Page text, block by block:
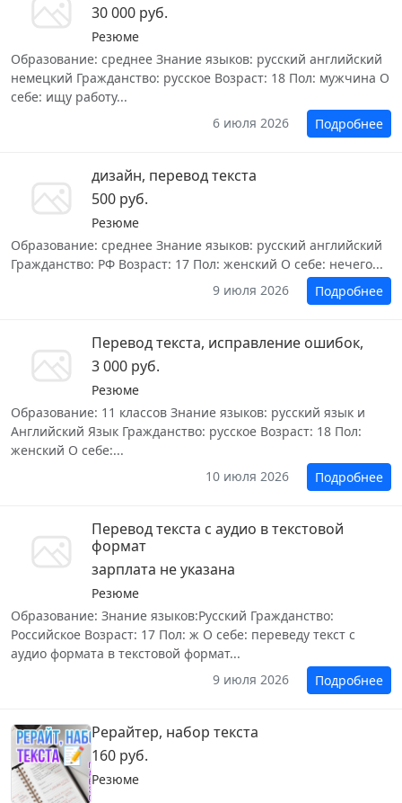
30 000 руб.
Резюме
Образование: среднее Знание языков: русский английский
немецкий Гражданство: русское Возраст: 18 Пол: мужчина О
себе: ищу работу...
6 июля 2026
Подробнее
дизайн, перевод текста
500 руб.
Резюме
Образование: среднее Знание языков: русский английский
Гражданство: РФ Возраст: 17 Пол: женский О себе: нечего...
9 июля 2026
Подробнее
Перевод текста, исправление ошибок,
3 000 руб.
Резюме
Образование: 11 классов Знание языков: русский язык и
Английский Язык Гражданство: русское Возраст: 18 Пол:
женский О себе:...
10 июля 2026
Подробнее
Перевод текста с аудио в текстовой
формат
зарплата не указана
Резюме
Образование: Знание языков:Русский Гражданство:
Российское Возраст: 17 Пол: ж О себе: переведу текст с
аудио формата в текстовой формат...
9 июля 2026
Подробнее
Рерайтер, набор текста
160 руб.
Резюме